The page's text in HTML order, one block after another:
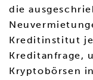
die
Kreditinstitut
Kreditanfrage,
Kryptobörsen